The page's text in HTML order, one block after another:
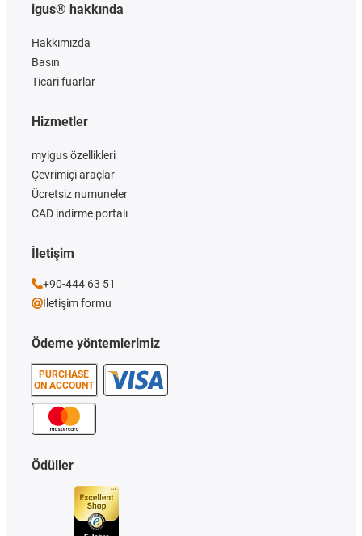
igus® hakkında
Hakkımızda
Basın
Ticari fuarlar
Ödeme yöntemlerimiz
PURCHASE
ON ACCOUNT
Hizmetler
myigus özellikleri
Çevrimiçi araçlar
Ücretsiz numuneler
CAD indirme portalı
Ödüller
İletişim
+90-444 63 51
İletişim formu